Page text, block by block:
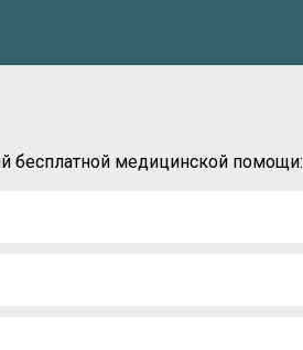
бесплатной медицинской помощи: